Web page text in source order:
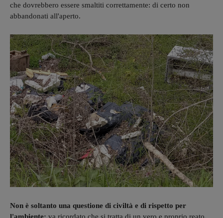
che dovrebbero essere smaltiti correttamente: di certo non
abbandonati all'aperto.
Non è soltanto una questione di civiltà e di rispetto per